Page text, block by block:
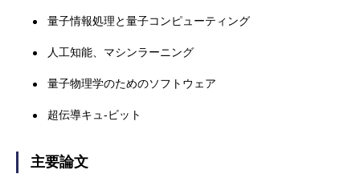
量子情報処理と量子コンピューティング
人工知能、マシンラーニング
量子物理学のためのソフトウェア
超伝導キュ-ビット
主要論文